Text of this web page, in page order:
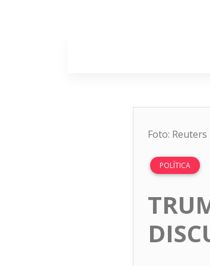
Foto: Reuters
POLÍTICA